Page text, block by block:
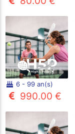
6 - 99 an(s)
990.00 €